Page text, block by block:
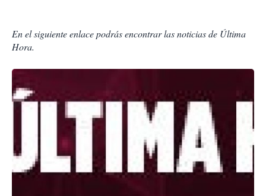
En el siguiente enlace podrás encontrar las noticias de Última
Hora.